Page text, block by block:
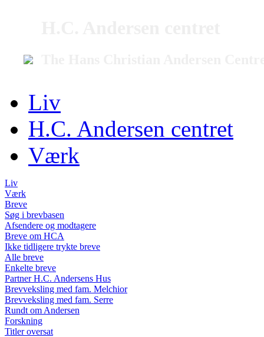
Liv
H.C. Andersen centret
Værk
Liv
Værk
Breve
Søg i brevbasen
Afsendere og modtagere
Breve om HCA
Ikke tidligere trykte breve
Alle breve
Enkelte breve
Partner H.C. Andersens Hus
Brevveksling med fam. Melchior
Brevveksling med fam. Serre
Rundt om Andersen
Forskning
Titler oversat